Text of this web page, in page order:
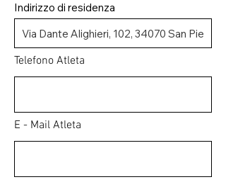
Indirizzo di residenza
Telefono Atleta
E - Mail Atleta